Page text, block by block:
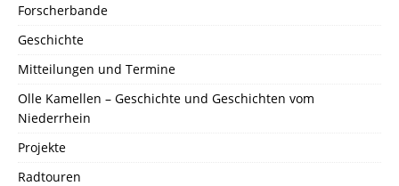
Forscherbande
Geschichte
Mitteilungen und Termine
Olle Kamellen – Geschichte und Geschichten vom
Niederrhein
Projekte
Radtouren